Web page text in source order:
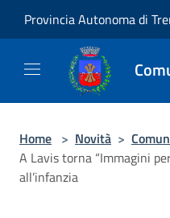
Provincia Autonoma di
Home > Novità >
A Lavis torna “Immagini
all’infanzia